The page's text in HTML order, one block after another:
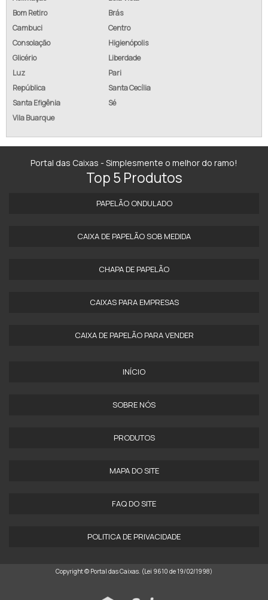
Bom Retiro
Brás
Cambuci
Centro
Consolação
Higienópolis
Glicério
Liberdade
Luz
Pari
República
Santa Cecília
Santa Efigênia
Sé
Vila Buarque
Portal das Caixas - Simplesmente o melhor do ramo!
Top 5 Produtos
PAPELÃO ONDULADO
CAIXA DE PAPELÃO SOB MEDIDA
CHAPA DE PAPELÃO
CAIXAS PARA EMPRESAS
CAIXA DE PAPELÃO PARA VENDER
INÍCIO
SOBRE NÓS
PRODUTOS
MAPA DO SITE
FAQ DO SITE
POLITICA DE PRIVACIDADE
Copyright © Portal das Caixas. (Lei 9610 de 19/02/1998)